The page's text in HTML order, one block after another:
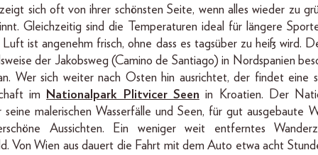
sich oft von ihrer schönsten Seite, wenn alles wieder zu
Gleichzeitig sind die Temperaturen ideal für längere
ist angenehm frisch, ohne dass es tagsüber zu heiß wird.
der Jakobsweg (Camino de Santiago) in Nordspanien
Wer sich weiter nach Osten hin ausrichtet, der findet eine
im
Nationalpark Plitvicer Seen in Kroatien. Der
malerischen Wasserfälle und Seen, für gut ausgebaute
Aussichten. Ein weniger weit entferntes
Von Wien aus dauert die Fahrt mit dem Auto etwa acht